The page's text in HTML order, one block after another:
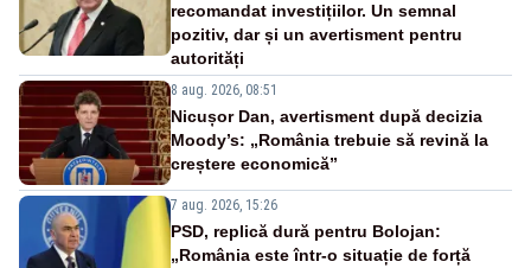
recomandat investițiilor. Un semnal
pozitiv, dar și un avertisment pentru
autorități
8 aug. 2026, 08:51
Nicușor Dan, avertisment după decizia
Moody’s: „România trebuie să revină la
creștere economică”
7 aug. 2026, 15:26
PSD, replică dură pentru Bolojan:
„România este într-o situație de forță